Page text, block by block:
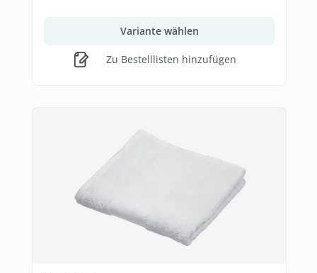
Variante wählen
Zu Bestelllisten hinzufügen